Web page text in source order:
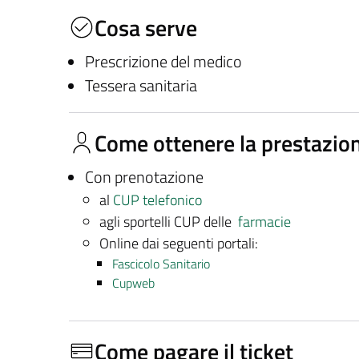
Cosa serve
Prescrizione del medico
Tessera sanitaria
Come ottenere la
Con prenotazione
al CUP telefonico
agli sportelli CUP delle farmacie
Online dai seguenti portali:
Fascicolo Sanitario
Cupweb
Come pagare il ticket